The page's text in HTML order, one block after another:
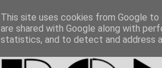
This site uses cookies from Google
are shared with Google along with
statistics, and to detect and address